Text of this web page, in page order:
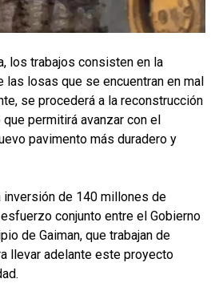
los trabajos consisten en la
losas que se encuentran en mal
se procederá a la reconstrucción
permitirá avanzar con el
pavimento más duradero y
inversión de 140 millones de
conjunto entre el Gobierno
de Gaiman, que trabajan de
llevar adelante este proyecto